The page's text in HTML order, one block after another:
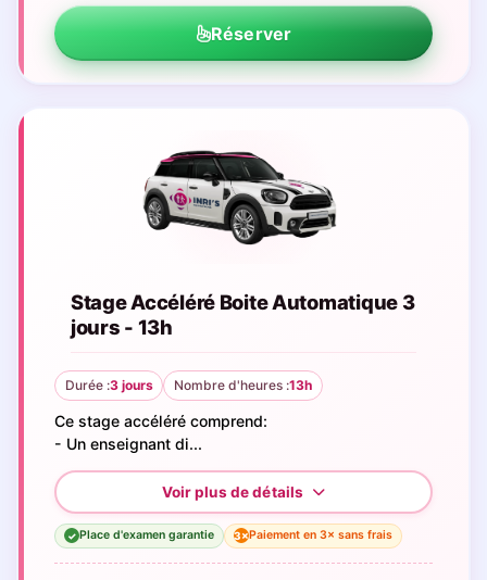
Réserver
Stage Accéléré Boite Automatique 3
jours - 13h
Durée :3 jours Nombre d'heures :13h
Ce stage accéléré comprend:
- Un enseignant di...
✓ Place d'examen garantie 3×Paiement en 3× sans frais